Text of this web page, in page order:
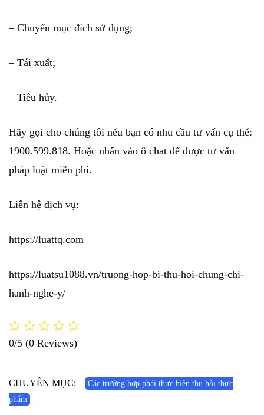
– Chuyển mục đích sử dụng;
– Tái xuất;
– Tiêu hủy.
Hãy gọi cho chúng tôi nếu bạn có nhu cầu tư vấn cụ thể:
1900.599.818. Hoặc nhấn vào ô chat để được tư vấn
pháp luật miễn phí.
Liên hệ dịch vụ:
https://luattq.com
https://luatsu1088.vn/truong-hop-bi-thu-hoi-chung-chi-
hanh-nghe-y/
0/5 (0 Reviews)
CHUYÊN MỤC:
Các trường hợp phải thực hiện thu hồi thực
phẩm